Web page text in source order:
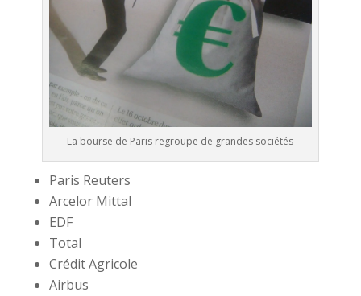
La bourse de Paris regroupe de grandes sociétés
Paris Reuters
Arcelor Mittal
EDF
Total
Crédit Agricole
Airbus